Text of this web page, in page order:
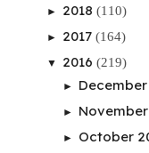
► 2018 (110)
► 2017 (164)
▼ 2016 (219)
► December
► November
► October